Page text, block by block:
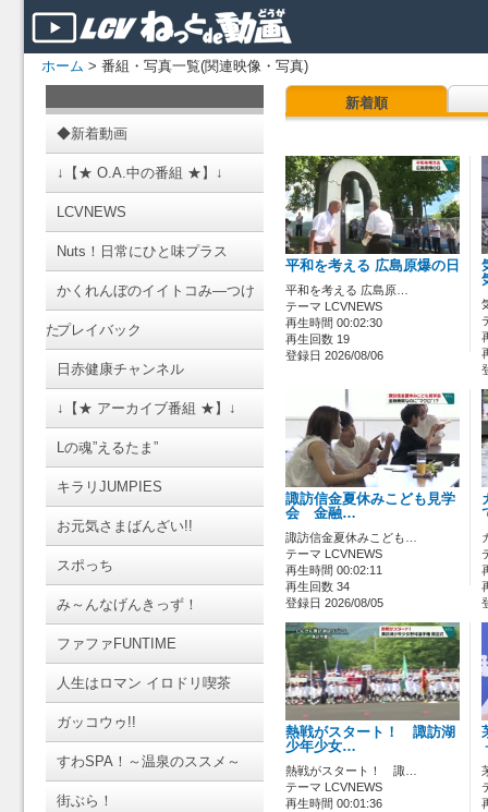
ホーム > 番組・写真一覧(関連映像・写真)
◆新着動画
↓【★ O.A.中の番組 ★】↓
LCVNEWS
Nuts！日常にひと味プラス
かくれんぼのイイトコみ―つけ
たプレイバック
日赤健康チャンネル
↓【★ アーカイブ番組 ★】↓
Lの魂”えるたま”
キラリJUMPIES
お元気さまばんざい!!
スポっち
み～んなげんきっず！
ファファFUNTIME
人生はロマン イロドリ喫茶
ガッコウゥ!!
すわSPA！～温泉のススメ～
街ぶら！
新着順
平和を考える 広島原爆の日
平和を考える 広島原…
テーマ LCVNEWS
再生時間 00:02:30
再生回数 19
登録日 2026/08/06
諏訪信金夏休みこども見学
会 金融…
諏訪信金夏休みこども…
テーマ LCVNEWS
再生時間 00:02:11
再生回数 34
登録日 2026/08/05
熱戦がスタート！ 諏訪湖
少年少女…
熱戦がスタート！ 諏…
テーマ LCVNEWS
再生時間 00:01:36